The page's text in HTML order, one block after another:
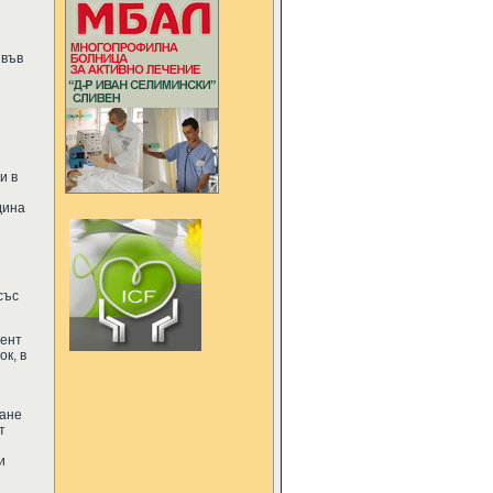
в
в